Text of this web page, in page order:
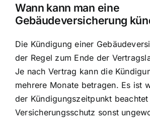
Wann kann man eine
Gebäudeversicherung
Die Kündigung einer
der Regel zum Ende der
Je nach Vertrag kann die
mehrere Monate betragen. Es ist
der Kündigungszeitpunkt
Versicherungsschutz sonst